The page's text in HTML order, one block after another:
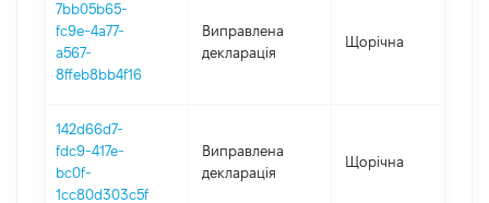
7bb05b65-
fc9e-4a77-
a567-
8ffeb8bb4f16
Виправлена
декларація
Щорічна
142d66d7-
fdc9-417e-
bc0f-
1cc80d303c5f
Виправлена
декларація
Щорічна